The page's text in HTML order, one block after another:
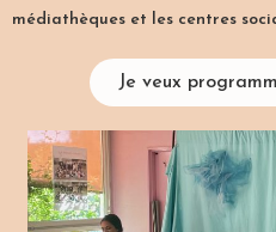
médiathèques et les centres
Je veux